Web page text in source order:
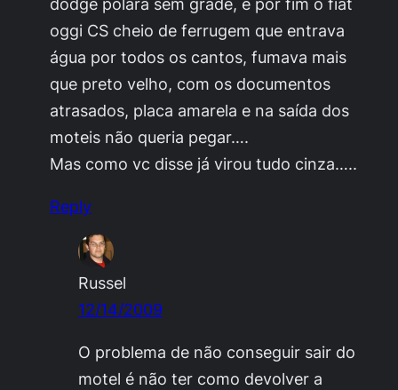
oggi CS cheio de ferrugem que entrava
água por todos os cantos, fumava mais
que preto velho, com os documentos
atrasados, placa amarela e na saída dos
moteis não queria pegar….
Mas como vc disse já virou tudo cinza…..
Reply
Russel
12/14/2009
O problema de não conseguir sair do
motel é não ter como devolver a